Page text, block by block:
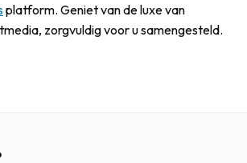
platform. Geniet van de luxe van
zorgvuldig voor u samengesteld.